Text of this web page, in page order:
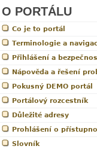
O PORTÁLU
Co je to portál
Terminologie a
Přihlášení a
Nápověda a řešení
Pokusný DEMO portál
Portálový rozcestník
Důležité adresy
Prohlášení o
Slovník